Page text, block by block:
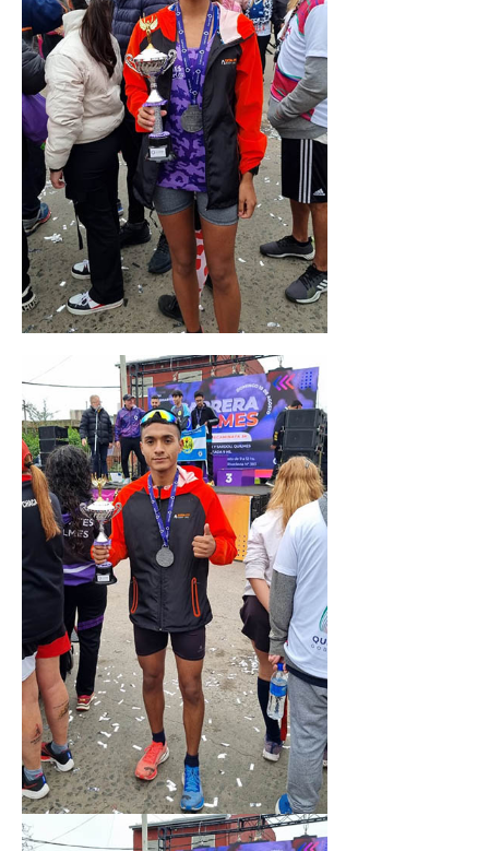
Secretaría de turismo
Secretaría de deporte
Secretaría de acción social
Secretaria de la vivienda
Sec. accidente de trabajo
Secretaría de fiscalización
Secretaría de política de transporte
Secretaría de asuntos seccionales
Secretaría de la Mujer
Secretaría de la juventud
Secretaría de formación política-sindical
Secretaría de derechos humanos
Secretaría igualdad de oportunidades y género
Secretaría asuntos jurídicos
Secretaría de comunicación
Departamento de Ambiente
Empresas
Impresión de boletas